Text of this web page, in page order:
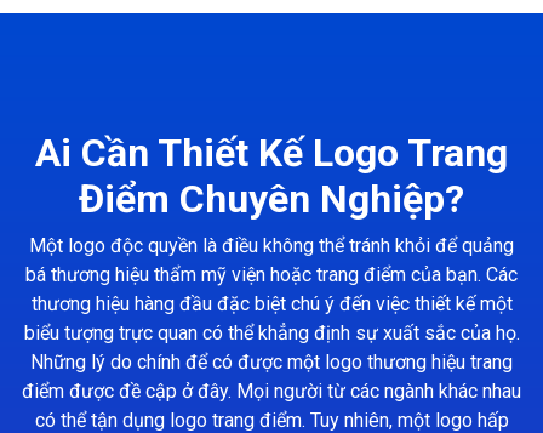
Ai Cần Thiết Kế Logo Trang
Điểm Chuyên Nghiệp?
Một logo độc quyền là điều không thể tránh khỏi để quảng
bá thương hiệu thẩm mỹ viện hoặc trang điểm của bạn. Các
thương hiệu hàng đầu đặc biệt chú ý đến việc thiết kế một
biểu tượng trực quan có thể khẳng định sự xuất sắc của họ.
Những lý do chính để có được một logo thương hiệu trang
điểm được đề cập ở đây. Mọi người từ các ngành khác nhau
có thể tận dụng logo trang điểm. Tuy nhiên, một logo hấp